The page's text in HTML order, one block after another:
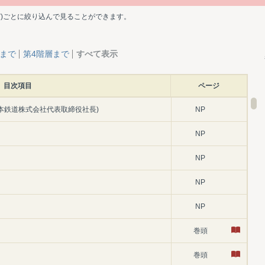
とに絞り込んで見ることができます。
で 第4階層まで すべて表示
目次項目 ページ
鉄道株式会社代表取締役社長) NP
NP
NP
NP
NP
巻頭
巻頭